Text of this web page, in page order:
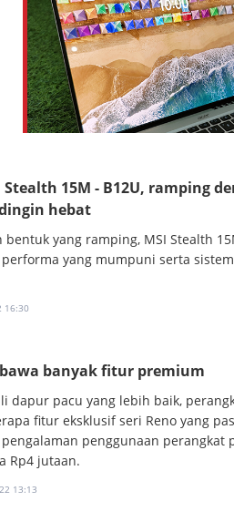
Stealth 15M - B12U, ramping
hebat
bentuk yang ramping, MSI Stealth
yang mumpuni serta
16:30
bawa banyak fitur premium
dapur pacu yang lebih baik,
fitur eksklusif seri Reno yang
penggunaan perangkat
Rp4 jutaan.
13:13